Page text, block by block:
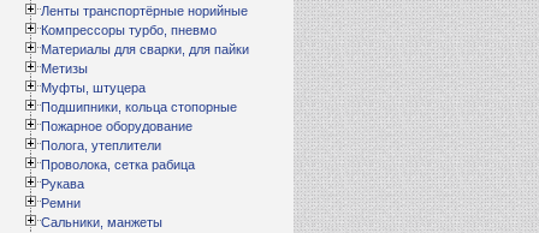
Ленты транспортёрные норийные
Компрессоры турбо, пневмо
Материалы для сварки, для пайки
Метизы
Муфты, штуцера
Подшипники, кольца стопорные
Пожарное оборудование
Полога, утеплители
Проволока, сетка рабица
Рукава
Ремни
Сальники, манжеты